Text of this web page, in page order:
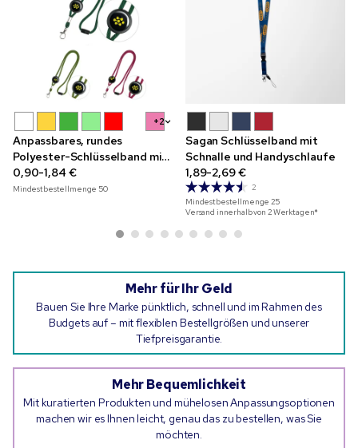
+2
Anpassbares, rundes
Polyester-Schlüsselband mit
Sicherheitsverschluss
0,90-1,84 €
Mindestbestellmenge 50
Sagan Schlüsselband mit
Schnalle und Handyschlaufe
1,89-2,69 €
2
Mindestbestellmenge25
Versand innerhalb von 2 Werktagen*
Mehr für Ihr Geld
Bauen Sie Ihre Marke pünktlich, schnell und im Rahmen des
Budgets auf – mit flexiblen Bestellgrößen und unserer
Tiefpreisgarantie.
Mehr Bequemlichkeit
Mit kuratierten Produkten und mühelosen Anpassungsoptionen
machen wir es Ihnen leicht, genau das zu bestellen, was Sie
möchten.